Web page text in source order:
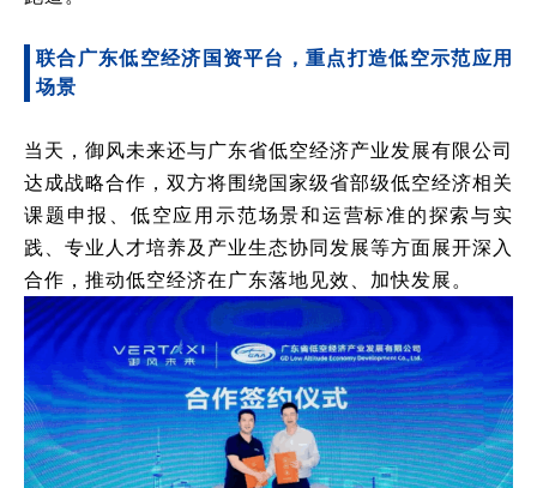
联合广东低空经济国资平台，重点打造低空示范应用
场景
当天，御风未来还与广东省低空经济产业发展有限公司
达成战略合作， 双方将围绕国家级省部级低空经济相关
课题申报、低空应用示范场景和运营标准的探索与实
践、专业人才培养及产业生态协同发展等方面展开深入
合作， 推动低空经济在广东落地见效、加快发展。